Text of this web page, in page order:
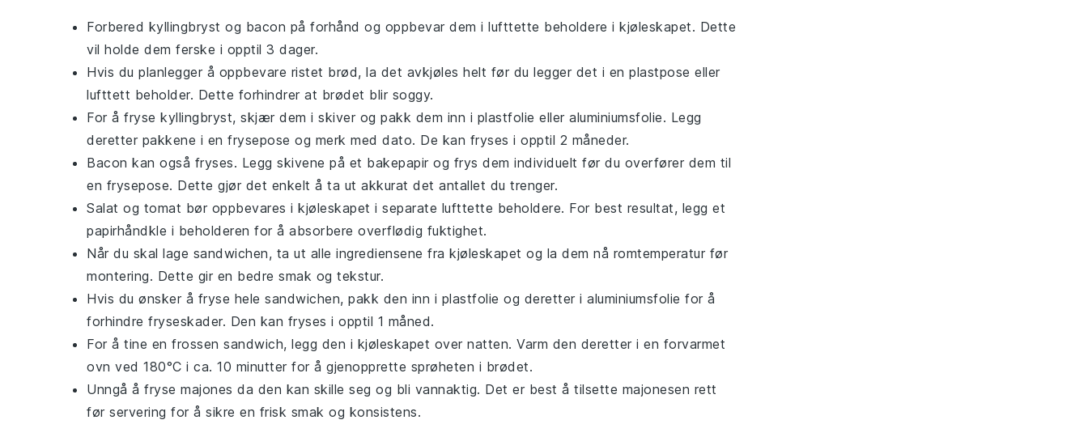
Forbered kyllingbryst og bacon på forhånd og oppbevar dem i lufttette beholdere i kjøleskapet. Dette
vil holde dem ferske i opptil 3 dager.
Hvis du planlegger å oppbevare ristet brød, la det avkjøles helt før du legger det i en plastpose eller
lufttett beholder. Dette forhindrer at brødet blir soggy.
For å fryse kyllingbryst, skjær dem i skiver og pakk dem inn i plastfolie eller aluminiumsfolie. Legg
deretter pakkene i en frysepose og merk med dato. De kan fryses i opptil 2 måneder.
Bacon kan også fryses. Legg skivene på et bakepapir og frys dem individuelt før du overfører dem til
en frysepose. Dette gjør det enkelt å ta ut akkurat det antallet du trenger.
Salat og tomat bør oppbevares i kjøleskapet i separate lufttette beholdere. For best resultat, legg et
papirhåndkle i beholderen for å absorbere overflødig fuktighet.
Når du skal lage sandwichen, ta ut alle ingrediensene fra kjøleskapet og la dem nå romtemperatur før
montering. Dette gir en bedre smak og tekstur.
Hvis du ønsker å fryse hele sandwichen, pakk den inn i plastfolie og deretter i aluminiumsfolie for å
forhindre fryseskader. Den kan fryses i opptil 1 måned.
For å tine en frossen sandwich, legg den i kjøleskapet over natten. Varm den deretter i en forvarmet
ovn ved 180°C i ca. 10 minutter for å gjenopprette sprøheten i brødet.
Unngå å fryse majones da den kan skille seg og bli vannaktig. Det er best å tilsette majonesen rett
før servering for å sikre en frisk smak og konsistens.